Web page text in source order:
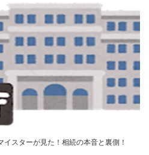
イスターが見た！相続の本音と裏側！